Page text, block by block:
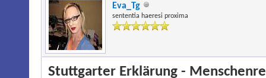
Eva_Tg
sententia haeresi proxima
Stuttgarter Erklärung -